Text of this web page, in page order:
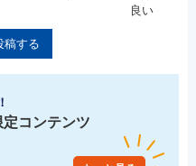
良い
稿する
コンテンツ